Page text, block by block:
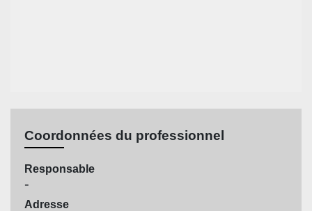
Coordonnées du professionnel
Responsable
-
Adresse